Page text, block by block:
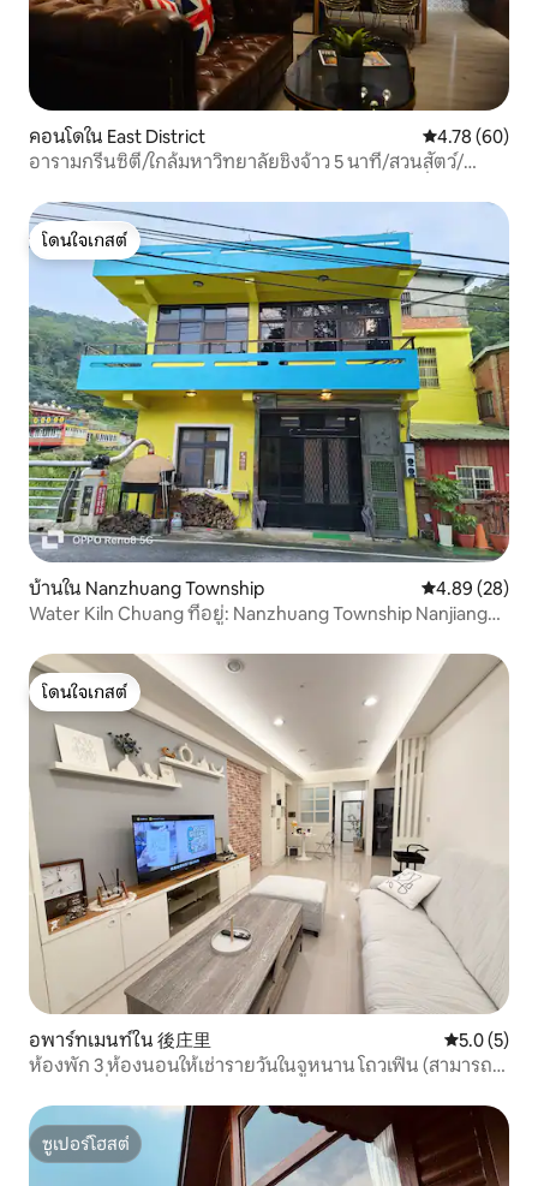
คอนโดใน East District คะแนนเฉลี่ย
4.78 (60)
อารามกรีนซิตี/ใกล้มหาวิทยาลัยชิงจ้าว 5 นาที/สวนสัตว์/
พร้อมเครื่องซักผ้าและเครื่องอบผ้า [แผนเช่ารายเดือน]
โดนใจเกสต์
โดนใจเกสต์
บ้านใน Nanzhuang Township คะแนนเฉลี่ย
4.89 (28)
Water Kiln Chuang ที่อยู่: Nanzhuang Township Nanjiang
โดนใจเกสต์
โดนใจเกสต์
อพาร์ทเมนท์ใน 後庄里 คะแนนเฉลี่
5.0 (5)
ห้องพัก 3 ห้องนอนให้เช่ารายวันในจูหนาน โถวเฟิน (สามารถ
ซูเปอร์โฮสต์
ซูเปอร์โฮสต์